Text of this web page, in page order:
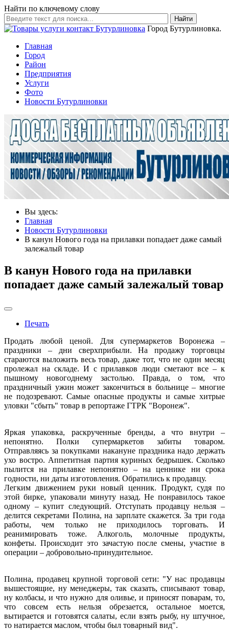
Найти по ключевому слову
Найти
Город Бутурлиновка.
Главная
Город
Район
Предприятия
Услуги
Фото
Новости Бутурлиновки
Вы здесь:
Главная
Новости Бутурлиновки
В канун Нового года на прилавки попадает даже самый
залежалый товар
В канун Нового года на прилавки
попадает даже самый залежалый товар
Печать
Продать любой ценой. Для супермаркетов Воронежа –
праздники – дни сверхприбыли. На продажу торговцы
стараются выложить весь товар, даже тот, что не один месяц
пролежал на складе. И с прилавков люди сметают все – к
пышному новогоднему застолью. Правда, о том, что
праздничный ужин может закончиться в больнице – многие
не подозревают. Самые опасные продукты и самые хитрые
уловки "сбыть" товар в репортаже ГТРК "Воронеж".
Яркая упаковка, раскрученные бренды, а что внутри –
непонятно. Полки супермаркетов забиты товаром.
Отправляясь за покупками накануне праздника надо держать
ухо востро. Аппетитная партия куриных бедрышек. Сколько
пылится на прилавке непонятно – на ценнике ни срока
годности, ни даты изготовления. Обратились к продавцу.
Легким движением руки новый ценник. Продукт, судя по
этой бирке, упаковали минуту назад. Не понравилось такое
одному – купит следующий. Отступать продавцу нельзя –
делится секретами Полина, на зарплате скажется. За три года
работы, чем только не приходилось торговать. И
реанимировать тоже. Алкоголь, молочные продукты,
конфеты. Происходит это зачастую после смены, участие в
операции – добровольно-принудительное.
Полина, продавец крупной торговой сети: "У нас продавцы
вышестоящие, ну менеджеры, так сказать, списывают товар,
ну колбасы, и что нужно для оливье, и приносят поварам, то,
что совсем есть нельзя обрезается, остальное моется,
вытирается и готовятся салаты, если взять рыбу, ну штучное,
то натирается маслом, чтобы был товарный вид".